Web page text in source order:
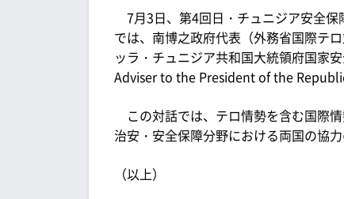
7月3日、第4回日・チュニジア安全
では、南博之政府代表（外務省国際テ
ッラ・チュニジア共和国大統領府国家
Adviser to the President of the
この対話では、テロ情勢を含む国際
治安・安全保障分野における両国の協
（以上）